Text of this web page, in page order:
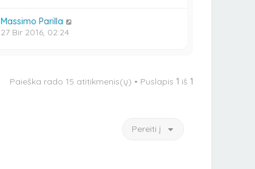
Massimo Parilla
27 Bir 2016, 02:24
Paieška rado 15 atitikmenis(ų) • Puslapis 1 iš 1
Pereiti į